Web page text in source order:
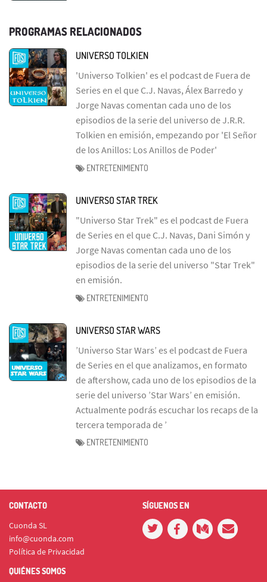
PROGRAMAS RELACIONADOS
UNIVERSO TOLKIEN
'Universo Tolkien' es el podcast de Fuera de
Series en el que C.J. Navas, Álex Barredo y
Jorge Navas comentan cada uno de los
episodios de la serie del universo de J.R.R.
Tolkien en emisión, empezando por 'El Señor
de los Anillos: Los Anillos de Poder'
ENTRETENIMIENTO
UNIVERSO STAR TREK
"Universo Star Trek" es el podcast de Fuera
de Series en el que C.J. Navas, Dani Simón y
Jorge Navas comentan cada uno de los
episodios de la serie del universo "Star Trek"
en emisión.
ENTRETENIMIENTO
UNIVERSO STAR WARS
’Universo Star Wars’ es el podcast de Fuera
de Series en el que analizamos, en formato
de aftershow, cada uno de los episodios de la
serie del universo ’Star Wars’ en emisión.
Actualmente podrás escuchar los recaps de la
tercera temporada de ’
ENTRETENIMIENTO
CONTACTO
Cuonda SL
info@cuonda.com
Política de Privacidad
SÍGUENOS EN
QUIÉNES SOMOS